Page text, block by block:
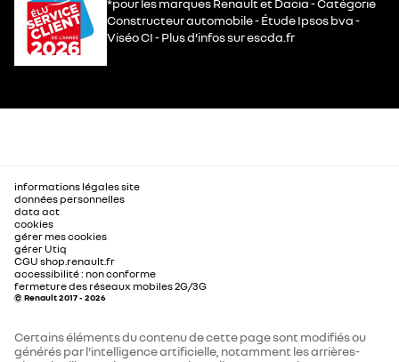
*pour les marques Renault et Dacia - Catégorie
Constructeur automobile - Étude Ipsos bva -
Viséo CI - Plus d’infos sur escda.fr
informations légales site
données personnelles
data act
cookies
gérer mes cookies
gérer Utiq
CGU shop.renault.fr
accessibilité : non conforme
fermeture des réseaux mobiles 2G/3G
© Renault 2017 - 2026
Certains éléments du contenu de cette page sont modifiés ou
générés par l'intelligence artificielle, notamment les arrières-